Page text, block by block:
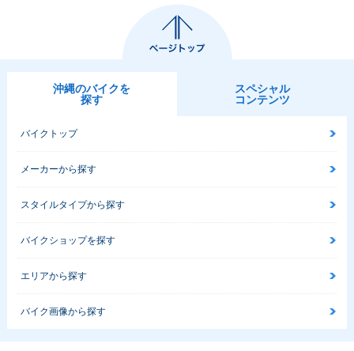
沖縄のバイクを
探す
スペシャル
コンテンツ
バイクトップ
メーカーから探す
スタイルタイプから探す
バイクショップを探す
エリアから探す
バイク画像から探す